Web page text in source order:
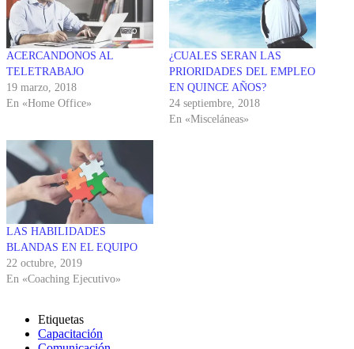
ACERCANDONOS AL
TELETRABAJO
19 marzo, 2018
En «Home Office»
¿CUALES SERAN LAS
PRIORIDADES DEL EMPLEO
EN QUINCE AÑOS?
24 septiembre, 2018
En «Misceláneas»
LAS HABILIDADES
BLANDAS EN EL EQUIPO
22 octubre, 2019
En «Coaching Ejecutivo»
Etiquetas
Capacitación